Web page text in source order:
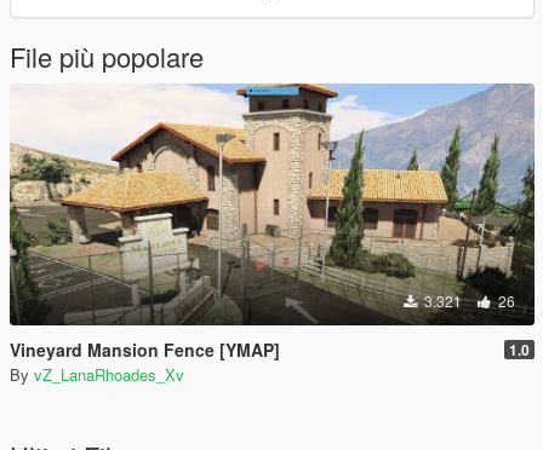
File più popolare
3.321 26
Vineyard Mansion Fence [YMAP] 1.0
By vZ_LanaRhoades_Xv